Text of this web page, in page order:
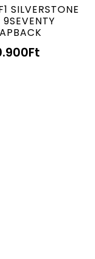
SILVERSTONE
9SEVENTY
Ft